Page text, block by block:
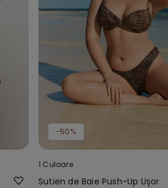
-50%
1 Culoare
Sutien de Baie Push-Up Ușor